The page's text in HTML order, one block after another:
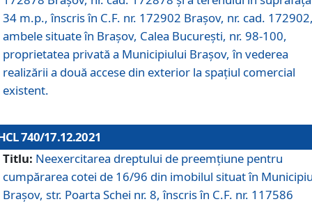
34 m.p., înscris în C.F. nr. 172902 Brașov, nr. cad.
ambele situate în Brașov, Calea București, nr. 98-100,
proprietatea privată a Municipiului Brașov, în vederea
realizării a două accese din exterior la spațiul comercial
existent.
740/17.12.2021
Titlu: Neexercitarea dreptului de preemţiune pentru
cumpărarea cotei de 16/96 din imobilul situat în
Braşov, str. Poarta Schei nr. 8, înscris în C.F. nr. 117586